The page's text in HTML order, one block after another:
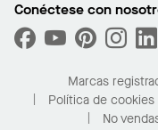
¿Cuáles son mis
Capacidades
Desempeño
Solicitar muestras
Compre en línea con
Para el hogar
Conéctese con
Marcas
Política de cookies
No